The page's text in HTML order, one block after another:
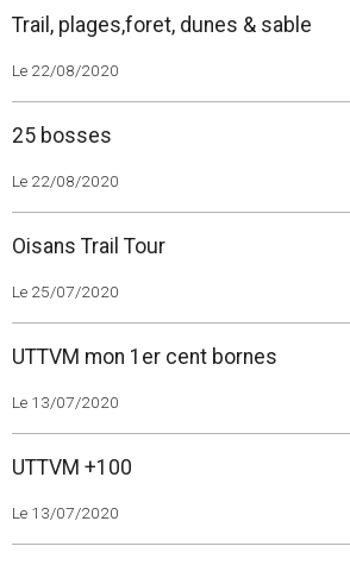
Trail, plages,foret, dunes & sable
Le 22/08/2020
25 bosses
Le 22/08/2020
Oisans Trail Tour
Le 25/07/2020
UTTVM mon 1er cent bornes
Le 13/07/2020
UTTVM +100
Le 13/07/2020